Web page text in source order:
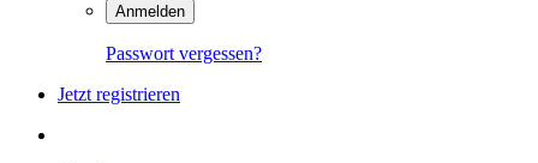
Anmelden
Passwort vergessen?
Jetzt registrieren